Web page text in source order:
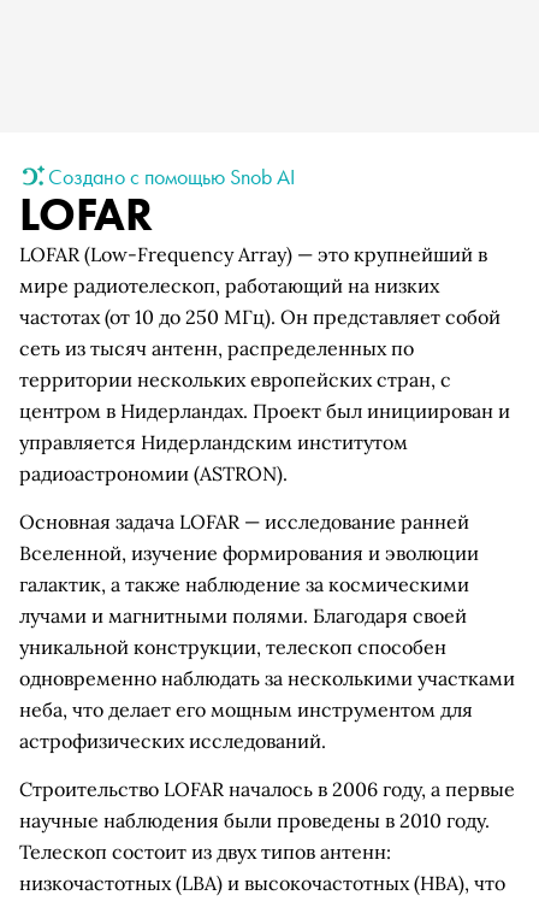
Создано с помощью Snob AI
LOFAR
LOFAR (Low-Frequency Array) — это крупнейший в
мире радиотелескоп, работающий на низких
частотах (от 10 до 250 МГц). Он представляет собой
сеть из тысяч антенн, распределенных по
территории нескольких европейских стран, с
центром в Нидерландах. Проект был инициирован и
управляется Нидерландским институтом
радиоастрономии (ASTRON).
Основная задача LOFAR — исследование ранней
Вселенной, изучение формирования и эволюции
галактик, а также наблюдение за космическими
лучами и магнитными полями. Благодаря своей
уникальной конструкции, телескоп способен
одновременно наблюдать за несколькими участками
неба, что делает его мощным инструментом для
астрофизических исследований.
Строительство LOFAR началось в 2006 году, а первые
научные наблюдения были проведены в 2010 году.
Телескоп состоит из двух типов антенн:
низкочастотных (LBA) и высокочастотных (HBA), что